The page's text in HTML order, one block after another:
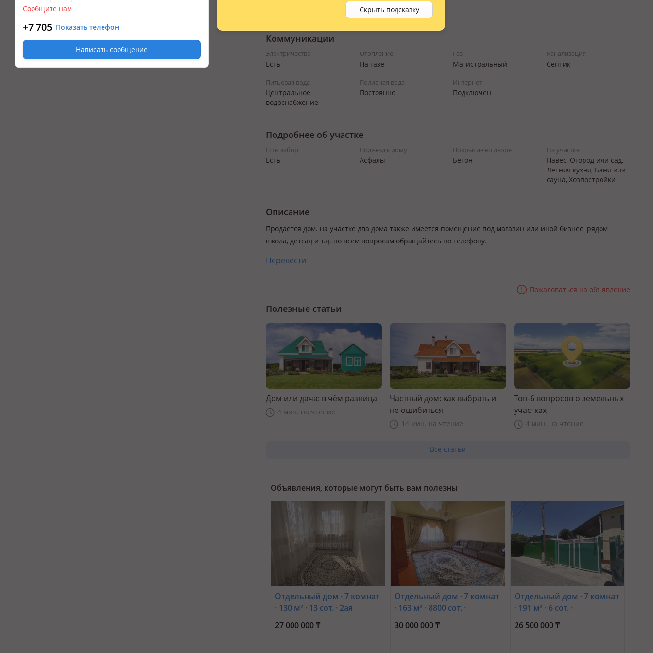
Скрыть подсказку
Сообщите нам
+7 705 Показать телефон
Написать сообщение
Коммуникации
Электричество
Есть
Отопление
На газе
Газ
Магистральный
Канализация
Септик
Питьевая вода
Центральное
водоснабжение
Поливная вода
Постоянно
Интернет
Подключен
Подробнее об участке
Есть забор
Есть
Подъезд к дому
Асфальт
Покрытие во дворе
Бетон
На участке
Навес, Огород или сад,
Летняя кухня, Баня или
сауна, Хозпостройки
Описание
Продается дом. на участке два дома также имеется помещение под магазин или иной бизнес. рядом
школа, детсад и т.д. по всем вопросам обращайтесь по телефону.
Перевести
Пожаловаться на объявление
Полезные статьи
Дом или дача: в чём разница
4 мин. на чтение
Частный дом: как выбрать и
не ошибиться
14 мин. на чтение
Топ-6 вопросов о земельных
участках
4 мин. на чтение
Все статьи
Объявления, которые могут быть вам полезны
Отдельный дом · 7 комнат
· 130 м² · 13 сот. · 2ая
Уездная 9 — Льва толстого
27 000 000 ₸
Отдельный дом · 7 комнат
· 163 м² · 8800 сот. ·
Сорокина 47 — Церковь
30 000 000 ₸
Отдельный дом · 7 комнат
· 191 м² · 6 сот. ·
Кожаберген жырау 5а
26 500 000 ₸